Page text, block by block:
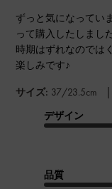
ずっと気になってい
って購入したしまし
時期はずれなのでは
楽しみです♪
サイズ: 37/23.5cm |
デザイン
品質